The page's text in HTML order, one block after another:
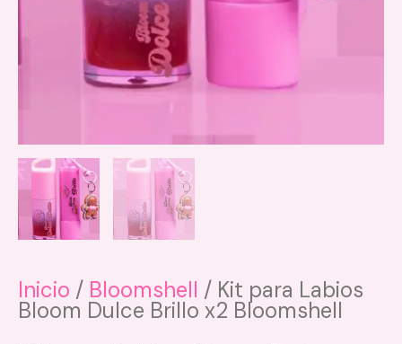
Inicio / Bloomshell / Kit para Labios
Bloom Dulce Brillo x2 Bloomshell